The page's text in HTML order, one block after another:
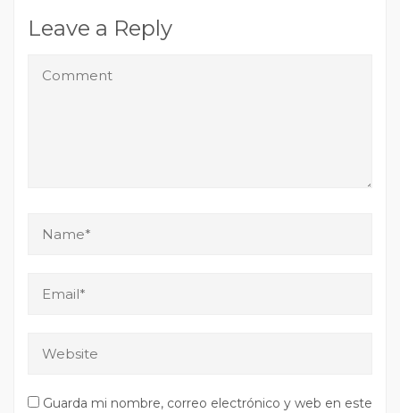
Leave a Reply
Guarda mi nombre, correo electrónico y web en este